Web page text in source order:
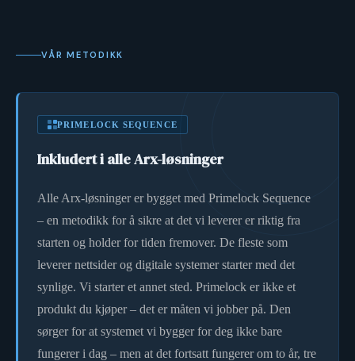
VÅR METODIKK
PRIMELOCK SEQUENCE
Inkludert i alle Arx-løsninger
Alle Arx-løsninger er bygget med Primelock Sequence
– en metodikk for å sikre at det vi leverer er riktig fra
starten og holder for tiden fremover. De fleste som
leverer nettsider og digitale systemer starter med det
synlige. Vi starter et annet sted. Primelock er ikke et
produkt du kjøper – det er måten vi jobber på. Den
sørger for at systemet vi bygger for deg ikke bare
fungerer i dag – men at det fortsatt fungerer om to år, tre